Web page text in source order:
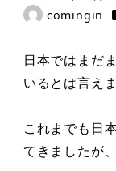
投稿日
著
comingin
日本ではまだ
いるとは言えま
これまでも日
てきましたが